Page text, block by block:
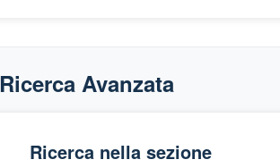
Ricerca Avanzata
Ricerca nella sezione